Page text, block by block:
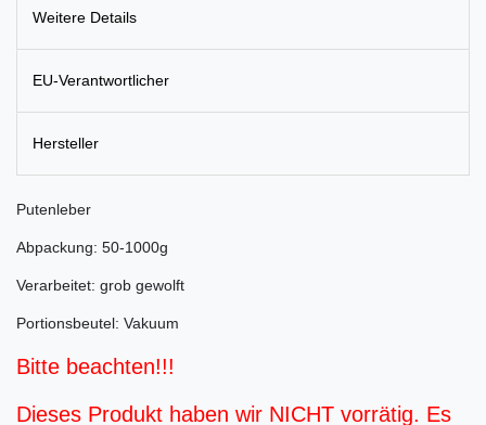
Weitere Details
EU-Verantwortlicher
Hersteller
Putenleber
Abpackung: 50-1000g
Verarbeitet: grob gewolft
Portionsbeutel: Vakuum
Bitte beachten!!!
Dieses Produkt haben wir NICHT vorrätig. Es